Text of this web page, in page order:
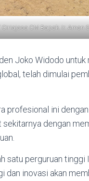
CM Bapak. Ir. Aman
Joko Widodo
telah dimulai
profesional ini
dengan
satu perguruan tinggi
dan inovasi akan